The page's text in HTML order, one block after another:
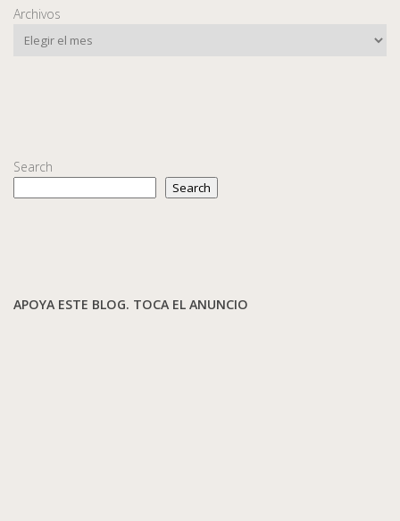
Archivos
Search
Search
APOYA ESTE BLOG. TOCA EL ANUNCIO